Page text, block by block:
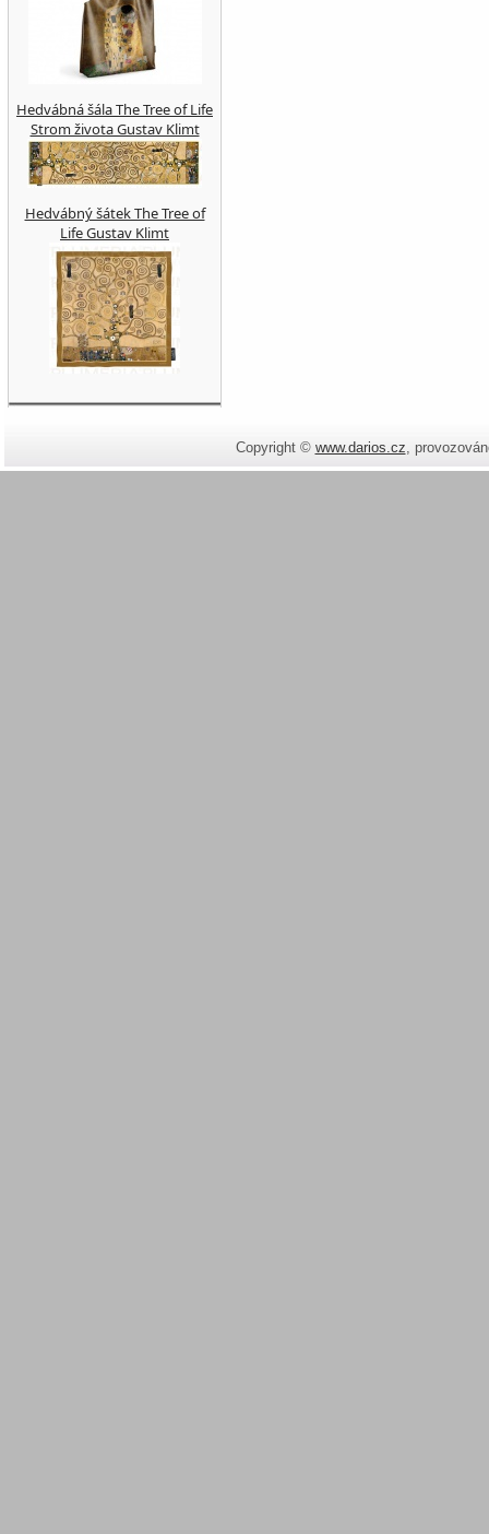
Hedvábná šála The Tree of Life
Strom života Gustav Klimt
Hedvábný šátek The Tree of
Life Gustav Klimt
Copyright © www.darios.cz,